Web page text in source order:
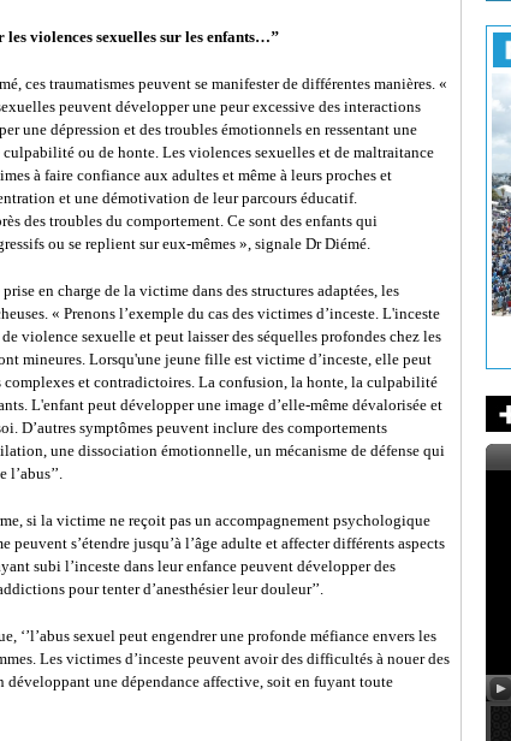
les violences sexuelles sur les enfants…’’
ces traumatismes peuvent se manifester de différentes manières. «
peuvent développer une peur excessive des interactions
une dépression et des troubles émotionnels en ressentant une
ou de honte. Les violences sexuelles et de maltraitance
à faire confiance aux adultes et même à leurs proches et
et une démotivation de leur parcours éducatif.
des troubles du comportement. Ce sont des enfants qui
ou se replient sur eux-mêmes », signale Dr Diémé.
en charge de la victime dans des structures adaptées, les
« Prenons l’exemple du cas des victimes d’inceste. L'inceste
violence sexuelle et peut laisser des séquelles profondes chez les
mineures. Lorsqu'une jeune fille est victime d’inceste, elle peut
complexes et contradictoires. La confusion, la honte, la culpabilité
L'enfant peut développer une image d’elle-même dévalorisée et
D’autres symptômes peuvent inclure des comportements
une dissociation émotionnelle, un mécanisme de défense qui
si la victime ne reçoit pas un accompagnement psychologique
peuvent s’étendre jusqu’à l’âge adulte et affecter différents aspects
subi l’inceste dans leur enfance peuvent développer des
pour tenter d’anesthésier leur douleur’’.
‘’l’abus sexuel peut engendrer une profonde méfiance envers les
Les victimes d’inceste peuvent avoir des difficultés à nouer des
développant une dépendance affective, soit en fuyant toute